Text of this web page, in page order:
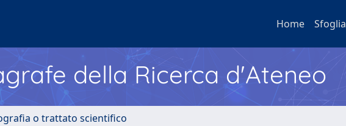
Home Sfoglia
della Ricerca d'Ateneo
o trattato scientifico